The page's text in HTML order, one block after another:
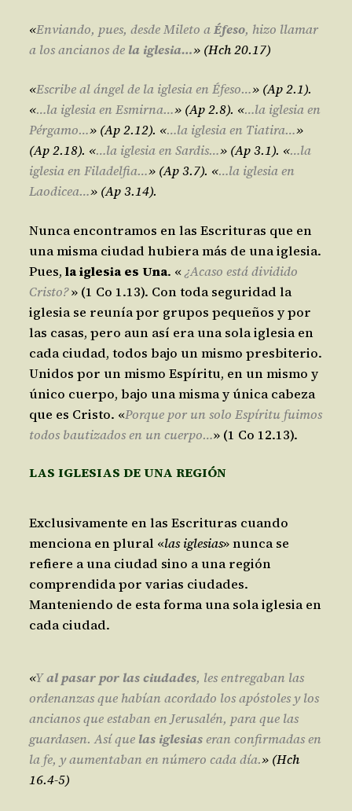
«Enviando, pues, desde Mileto aÉfeso, hizo llamar
a los ancianos de la iglesia…» (Hch 20.17)
«Escribe al ángel de la iglesia en Éfeso…» (Ap 2.1).
«…la iglesia en Esmirna…» (Ap 2.8). «…la iglesia en
Pérgamo…» (Ap 2.12). «…la iglesia en Tiatira…»
(Ap 2.18). «…la iglesia en Sardis…» (Ap 3.1). «…la
iglesia en Filadelfia…» (Ap 3.7). «…la iglesia en
Laodicea…» (Ap 3.14).
Nunca encontramos en las Escrituras que en
una misma ciudad hubiera más de una iglesia.
Pues, la iglesia es Una. «¿Acaso está dividido
Cristo?» (1 Co 1.13). Con toda seguridad la
iglesia se reunía por grupos pequeños y por
las casas, pero aun así era una sola iglesia en
cada ciudad, todos bajo un mismo presbiterio.
Unidos por un mismo Espíritu, en un mismo y
único cuerpo, bajo una misma y única cabeza
que es Cristo. «Porque por un solo Espíritu fuimos
todos bautizados en un cuerpo…» (1 Co 12.13).
LAS IGLESIAS DE UNA REGIÓN
Exclusivamente en las Escrituras cuando
menciona en plural «las iglesias» nunca se
refiere a una ciudad sino a una región
comprendida por varias ciudades.
Manteniendo de esta forma una sola iglesia en
cada ciudad.
«Yal pasar por las ciudades, les entregaban las
ordenanzas que habían acordado los apóstoles y los
ancianos que estaban en Jerusalén, para que las
guardasen. Así quelas iglesiaseran confirmadas en
la fe, y aumentaban en número cada día.» (Hch
16.4-5)